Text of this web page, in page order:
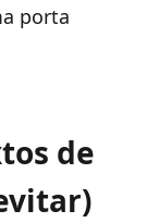
porta
de